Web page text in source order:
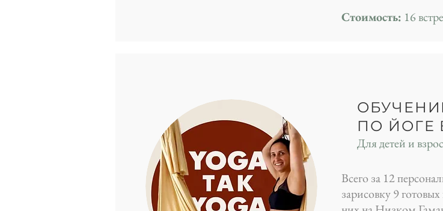
Стоимость: 16
ПО ЙОГЕ
Для детей и
Всего за 12
зарисовку 9